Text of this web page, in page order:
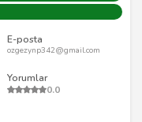
E-posta
ozgezynp342@gmail.com
Yorumlar
0.0